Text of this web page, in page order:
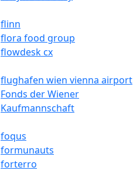
flinn
flora food group
flowdesk cx
flughafen wien vienna airport
Fonds der Wiener
Kaufmannschaft
foqus
formunauts
forterro